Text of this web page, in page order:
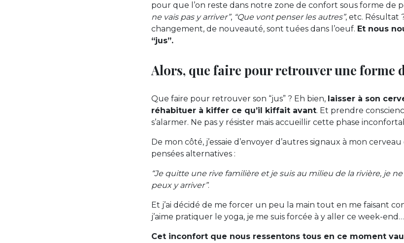
pour que l’on reste dans notre zone de confort sous forme de
ne vais pas y arriver”, “Que vont penser les autres”, etc. Résultat
changement, de nouveauté, sont tuées dans l’oeuf. Et nous
“jus”.
Alors, que faire pour retrouver une forme
Que faire pour retrouver son “jus” ? Eh bien, laisser à son
réhabituer à kiffer ce qu’il kiffait avant. Et prendre
s’alarmer. Ne pas y résister mais accueillir cette phase
De mon côté, j’essaie d’envoyer d’autres signaux à mon
pensées alternatives :
“Je quitte une rive familière et je suis au milieu de la rivière, je
peux y arriver”.
Et j’ai décidé de me forcer un peu la main tout en me faisant
j’aime pratiquer le yoga, je me suis forcée à y aller ce week-
Cet inconfort que nous ressentons tous en ce moment